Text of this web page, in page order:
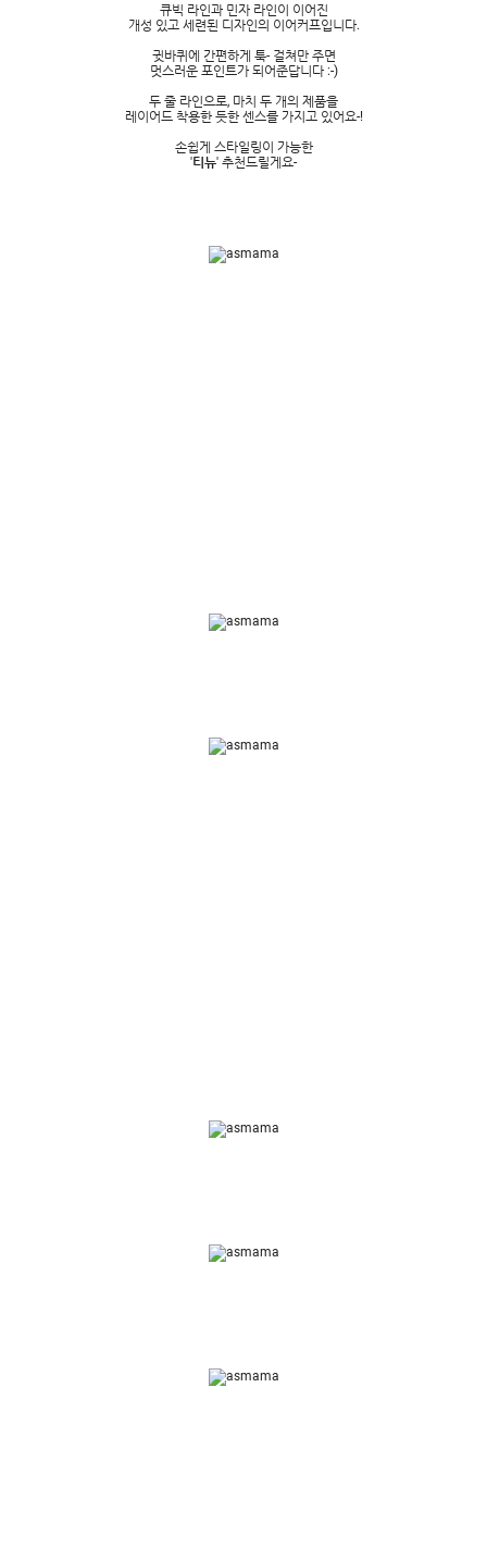
큐빅 라인과 민자 라인이 이어진
개성 있고 세련된 디자인의 이어커프입니다.
귓바퀴에 간편하게 툭- 걸쳐만 주면
멋스러운 포인트가 되어준답니다 :-)
두 줄 라인으로, 마치 두 개의 제품을
레이어드 착용한 듯한 센스를 가지고 있어요-!
손쉽게 스타일링이 가능한
'티뉴' 추천드릴게요-